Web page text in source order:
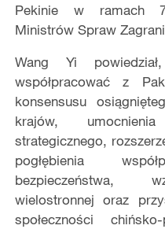
Pekinie w ramach
Ministrów Spraw
Wang Yi
współpracować z
konsensusu
krajów,
strategicznego,
pogłębienia
bezpieczeństwa,
wielostronnej oraz
społeczności